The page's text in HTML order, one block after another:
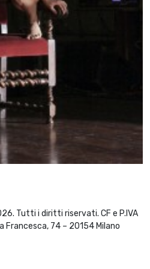
Tutti i diritti riservati. CF e P.IVA
74 – 20154 Milano